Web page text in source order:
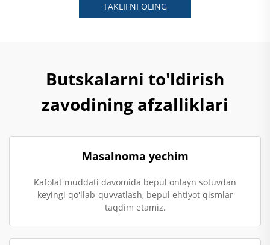
TAKLIFNI OLING
Butskalarni to'ldirish
zavodining afzalliklari
Masalnoma yechim
Kafolat muddati davomida bepul onlayn sotuvdan
keyingi qo'llab-quvvatlash, bepul ehtiyot qismlar
taqdim etamiz.